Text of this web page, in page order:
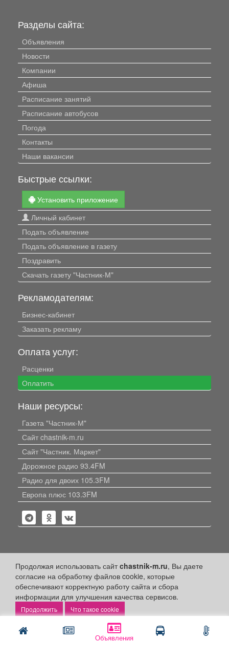
Объявления
Продолжая использовать сайтchastnik-m.ru, Вы даете
согласие на обработку файлов cookie, которые
обеспечивают корректную работу сайта и сбора
информации для улучшения качества сервисов.
Что такое cookie
Разделы сайта:
Объявления
Новости
Компании
Афиша
Расписание занятий
Расписание автобусов
Погода
Контакты
Наши вакансии
Быстрые ссылки:
Установить приложение
Личный кабинет
Подать объявление
Подать объявление в газету
Поздравить
Скачать газету "Частник-М"
Рекламодателям:
Бизнес-кабинет
Заказать рекламу
Оплата услуг:
Расценки
Оплатить
Наши ресурсы:
Газета "Частник-М"
Сайт chastnik-m.ru
Сайт "Частник. Маркет"
Дорожное радио 93.4FM
Радио для двоих 105.3FM
Европа плюс 103.3FM
Политика конфиденциальности
Публикации с пометкой «Реклама», «На правах рекламы»,
«Партнёрский проект» оплачены рекламодателем.
Редакция сайта не несет ответственности за достоверность
объявлениях.
+16 © 2006-2026 ООО "Частник-М"